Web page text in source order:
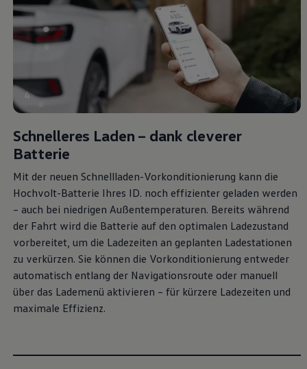
4
Schnelleres Laden – dank cleverer
Batterie
Mit der neuen Schnellladen-Vorkonditionierung kann die
Hochvolt-Batterie Ihres ID. noch effizienter geladen werden
– auch bei niedrigen Außentemperaturen. Bereits während
der Fahrt wird die Batterie auf den optimalen Ladezustand
vorbereitet, um die Ladezeiten an geplanten Ladestationen
zu verkürzen. Sie können die Vorkonditionierung entweder
automatisch entlang der Navigationsroute oder manuell
über das Lademenü aktivieren – für kürzere Ladezeiten und
maximale Effizienz.